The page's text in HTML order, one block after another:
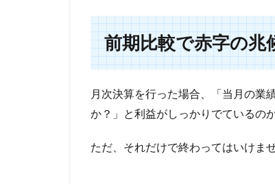
前期比較で赤字の兆
月次決算を行った場合、「当月の業
か？」と利益がしっかりでているの
ただ、それだけで終わってはいけませ